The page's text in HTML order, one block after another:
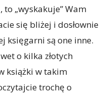
„wyskakuje” Wam
się bliżej i dosłownie
księgarni są one inne.
o kilka złotych
książki w takim
trochę o